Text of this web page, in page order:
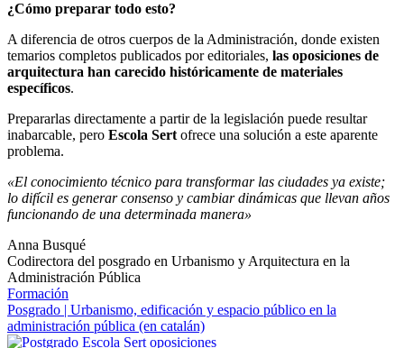
¿Cómo preparar todo esto?
A diferencia de otros cuerpos de la Administración, donde existen
temarios completos publicados por editoriales, las oposiciones de
arquitectura han carecido históricamente de materiales
específicos.
Prepararlas directamente a partir de la legislación puede resultar
inabarcable, pero Escola Sert ofrece una solución a este aparente
problema.
«El conocimiento técnico para transformar las ciudades ya existe;
lo difícil es generar consenso y cambiar dinámicas que llevan años
funcionando de una determinada manera»
Anna Busqué
Codirectora del posgrado en Urbanismo y Arquitectura en la
Administración Pública
Formación
Posgrado | Urbanismo, edificación y espacio público en la
administración pública (en catalán)